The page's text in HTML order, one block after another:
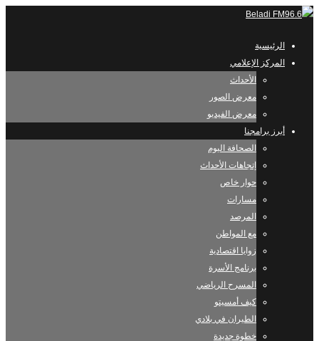
الرئيسية
المركز الإعلامي
الأحداث
معرض الصور
معرض الفيديو
أبرز برامجنا
الصحافة اليوم
إتجاهات الأحداث
حوار خاص
مسارات
المرصد
مع المواطن
زوايا اقتصادية
برنامج الأسرة
المسرح الرياضي
كيف أمسيتو
الطيران في بلادي
خطوة جديدة